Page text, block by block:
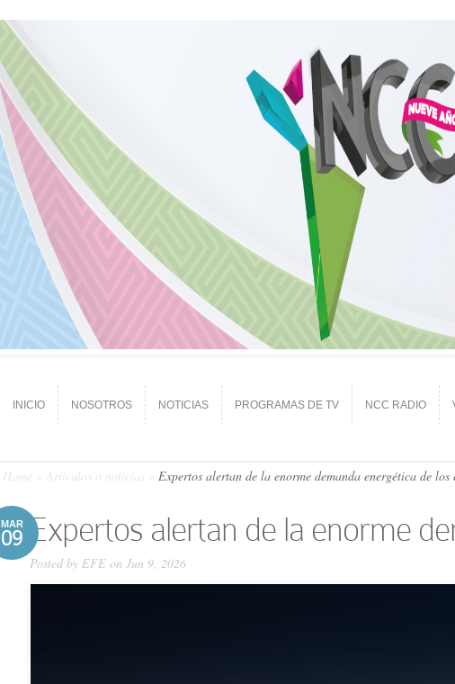
INICIO NOSOTROS NOTICIAS PROGRAMAS DE TV NCC RADIO
Home Artículos o noticias Expertos alertan de la enorme demanda energética de
MAR
09 Expertos alertan de la enorme
Posted by EFE on Jun 9, 2026